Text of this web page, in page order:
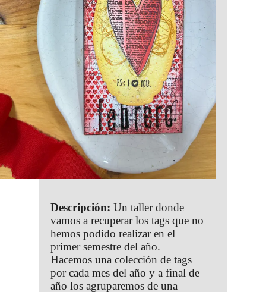
Descripción: Un taller donde
vamos a recuperar los tags que no
hemos podido realizar en el
primer semestre del año.
Hacemos una colección de tags
por cada mes del año y a final de
año los agruparemos de una